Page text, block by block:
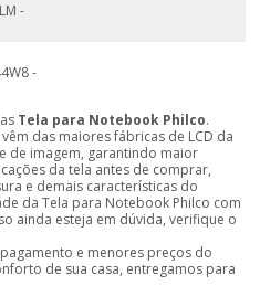
-
-
Tela para Notebook Philco.
das maiores fábricas de LCD da
de imagem, garantindo maior
da tela antes de comprar,
e demais características do
da Tela para Notebook Philco com
ainda esteja em dúvida, verifique o
e menores preços do
de sua casa, entregamos para